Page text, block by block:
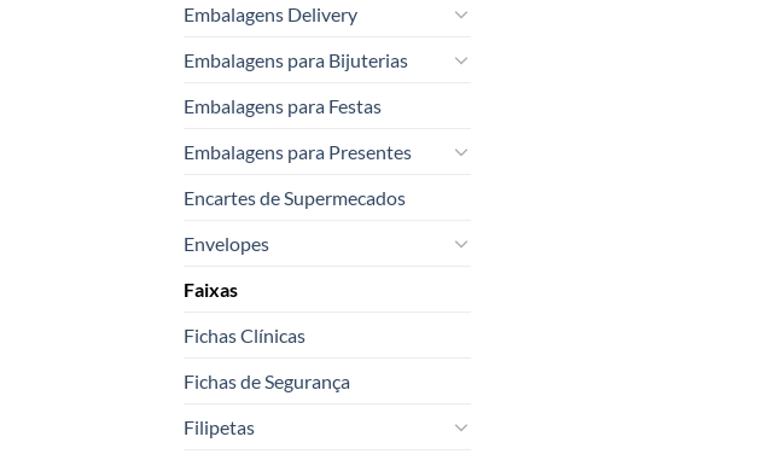
Embalagens Delivery
Embalagens para Bijuterias
Embalagens para Festas
Embalagens para Presentes
Encartes de Supermecados
Envelopes
Faixas
Fichas Clínicas
Fichas de Segurança
Filipetas